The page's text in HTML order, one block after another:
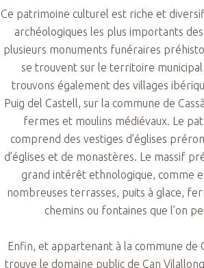
Ce patrimoine culturel est riche et
archéologiques les plus importants
plusieurs monuments funéraires
se trouvent sur le territoire municipal
trouvons également des villages
Puig del Castell, sur la commune de
fermes et moulins médiévaux. Le
comprend des vestiges d’églises
d’églises et de monastères. Le massif
grand intérêt ethnologique, comme
nombreuses terrasses, puits à glace,
chemins ou fontaines que l’on
Enfin, et appartenant à la commune de
trouve le domaine public de Can